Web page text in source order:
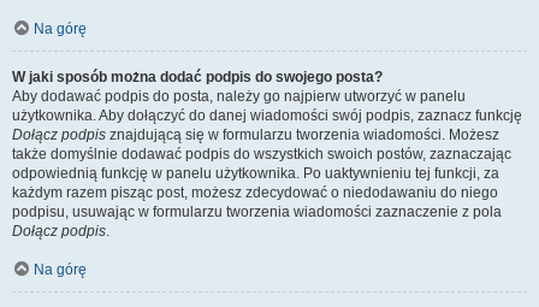
Na górę
W jaki sposób można dodać podpis do swojego posta?
Aby dodawać podpis do posta, należy go najpierw utworzyć w panelu
użytkownika. Aby dołączyć do danej wiadomości swój podpis, zaznacz funkcję
Dołącz podpis znajdującą się w formularzu tworzenia wiadomości. Możesz
także domyślnie dodawać podpis do wszystkich swoich postów, zaznaczając
odpowiednią funkcję w panelu użytkownika. Po uaktywnieniu tej funkcji, za
każdym razem pisząc post, możesz zdecydować o niedodawaniu do niego
podpisu, usuwając w formularzu tworzenia wiadomości zaznaczenie z pola
Dołącz podpis.
Na górę